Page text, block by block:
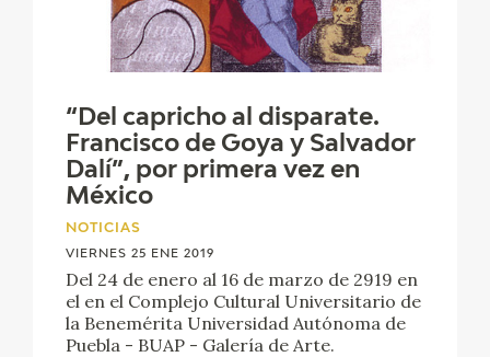
PUBLICACIONES
TIENDA ONLINE
EDUCA
RECURSOS EDUCATIVOS
“Del capricho al disparate.
Francisco de Goya y Salvador
Dalí”, por primera vez en
México
NOTICIAS
VIERNES 25 ENE 2019
Del 24 de enero al 16 de marzo de 2919 en
el en el Complejo Cultural Universitario de
la Benemérita Universidad Autónoma de
Puebla - BUAP - Galería de Arte.